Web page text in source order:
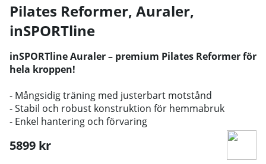
Pilates Reformer, Auraler,
inSPORTline
inSPORTline Auraler – premium Pilates Reformer för
hela kroppen!
- Mångsidig träning med justerbart motstånd
- Stabil och robust konstruktion för hemmabruk
- Enkel hantering och förvaring
5899 kr